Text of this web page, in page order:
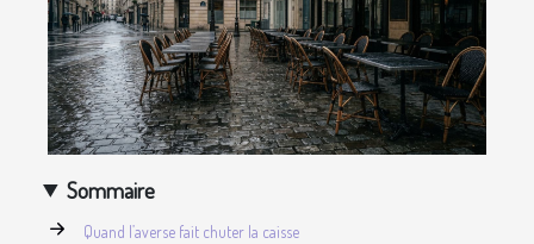
Sommaire
Quand l’averse fait chuter la caisse